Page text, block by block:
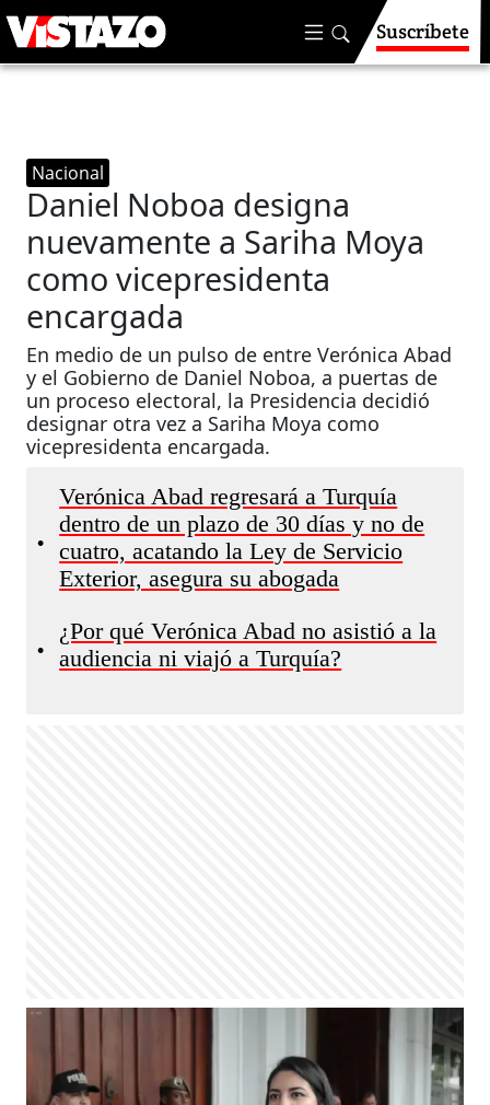
Suscríbete
Nacional
Daniel Noboa designa
nuevamente a Sariha Moya
como vicepresidenta
encargada
En medio de un pulso de entre Verónica Abad
y el Gobierno de Daniel Noboa, a puertas de
un proceso electoral, la Presidencia decidió
designar otra vez a Sariha Moya como
vicepresidenta encargada.
•
Verónica Abad regresará a Turquía
dentro de un plazo de 30 días y no de
cuatro, acatando la Ley de Servicio
Exterior, asegura su abogada
•
¿Por qué Verónica Abad no asistió a la
audiencia ni viajó a Turquía?